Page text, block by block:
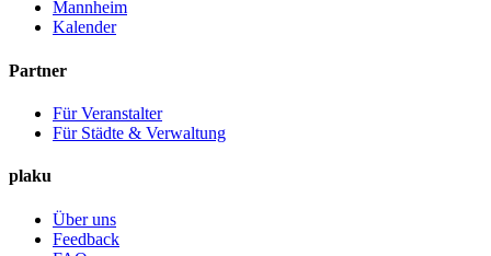
Mannheim
Kalender
Partner
Für Veranstalter
Für Städte & Verwaltung
plaku
Über uns
Feedback